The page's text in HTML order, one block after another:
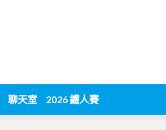
聊天室 2026 鐵人賽